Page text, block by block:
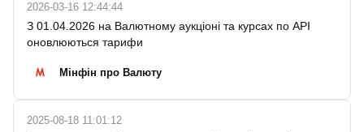
2026-03-16 12:44:44
З 01.04.2026 на Валютному аукціоні та курсах по API
оновлюються тарифи
Мінфін про Валюту
2025-08-18 11:01:12